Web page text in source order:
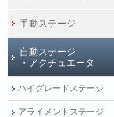
手動ステージ
自動ステージ
・アクチュエータ
ハイグレードステージ
アライメントステージ